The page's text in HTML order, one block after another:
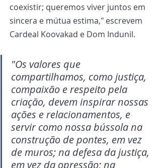
coexistir; queremos viver juntos em
sincera e mútua estima," escrevem
Cardeal Koovakad e Dom Indunil.
"Os valores que
compartilhamos, como justiça,
compaixão e respeito pela
criação, devem inspirar nossas
ações e relacionamentos, e
servir como nossa bússola na
construção de pontes, em vez
de muros; na defesa da justiça,
em vez da opressão; na